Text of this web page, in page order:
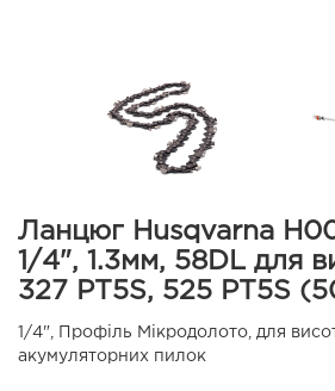
Ланцюг Husqvarna
1/4", 1.3мм, 58DL для
327 PT5S, 525 PT5S
1/4", Профіль Мікродолото, для
акумуляторних пилок